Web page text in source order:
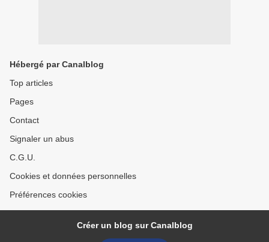
Hébergé par Canalblog
Top articles
Pages
Contact
Signaler un abus
C.G.U.
Cookies et données personnelles
Préférences cookies
Créer un blog sur Canalblog